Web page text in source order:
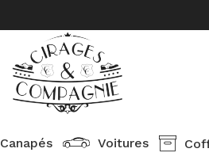
Canapés Voitures